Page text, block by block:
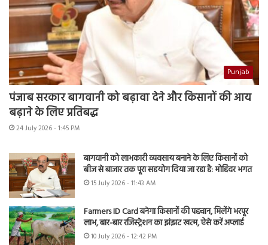
Punjab
पंजाब सरकार बागवानी को बढ़ावा देने और किसानों की आय
बढ़ाने के लिए प्रतिबद्ध
24 July 2026 - 1:45 PM
बागवानी को लाभकारी व्यवसाय बनाने के लिए किसानों को
बीज से बाजार तक पूरा सहयोग दिया जा रहा है: मोहिंदर भगत
15 July 2026 - 11:43 AM
Farmers ID Card बनेगा किसानों की पहचान, मिलेंगे भरपूर
लाभ, बार-बार रजिस्ट्रेशन का झंझट खत्म, ऐसे करें अप्लाई
10 July 2026 - 12:42 PM